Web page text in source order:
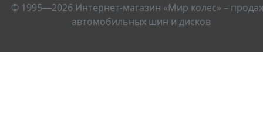
© 1995—2026 Интернет-магазин «Мир колес» –
автомобильных шин и дисков